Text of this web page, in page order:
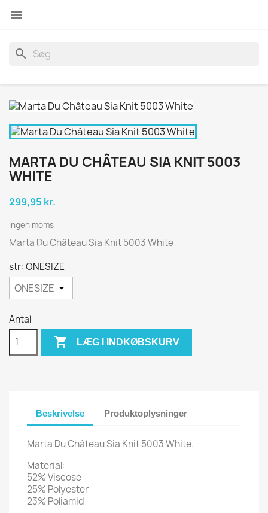

search
MARTA DU CHÂTEAU SIA KNIT 5003
WHITE
299,95 kr.
Ingen moms
Marta Du Château Sia Knit 5003 White
str: ONESIZE
Antal
 LÆG I INDKØBSKURV
Beskrivelse Produktoplysninger
Marta Du Château Sia Knit 5003 White.
Material:
52% Viscose
25% Polyester
23% Poliamid